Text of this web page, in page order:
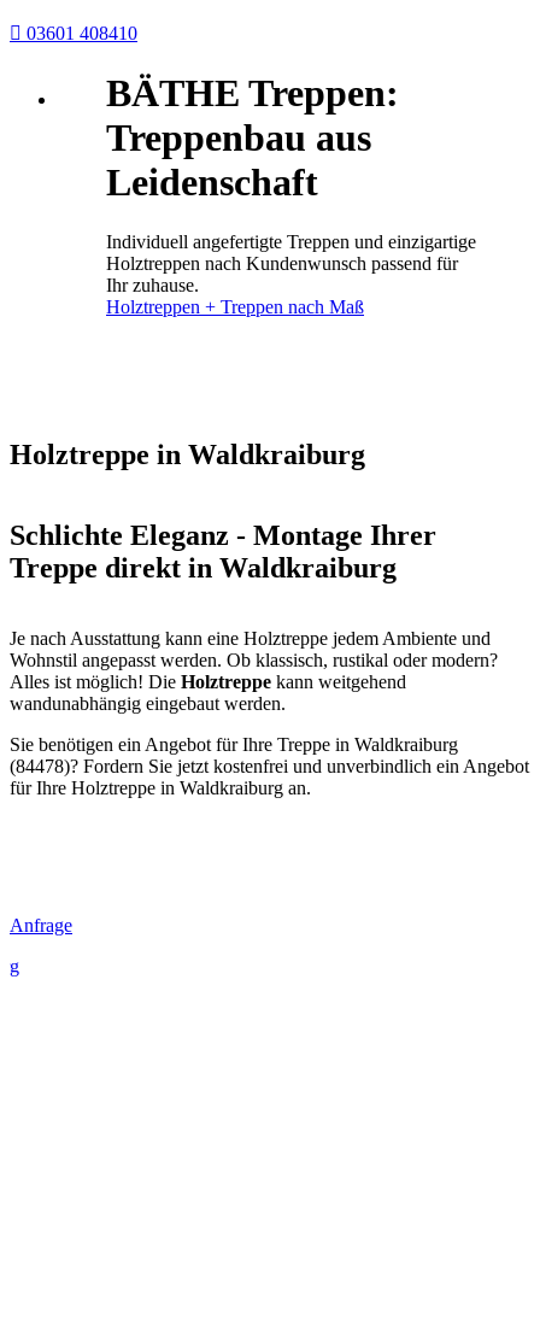
 03601 408410
BÄTHE Treppen:
Treppenbau aus
Leidenschaft
Individuell angefertigte Treppen und einzigartige
Holztreppen nach Kundenwunsch passend für
Ihr zuhause.
Holztreppen + Treppen nach Maß
Holztreppe in Waldkraiburg
Schlichte Eleganz - Montage Ihrer
Treppe direkt in Waldkraiburg
Je nach Ausstattung kann eine Holztreppe jedem Ambiente und
Wohnstil angepasst werden. Ob klassisch, rustikal oder modern?
Alles ist möglich! Die Holztreppe kann weitgehend
wandunabhängig eingebaut werden.
Sie benötigen ein Angebot für Ihre Treppe in Waldkraiburg
(84478)? Fordern Sie jetzt kostenfrei und unverbindlich ein Angebot
für Ihre Holztreppe in Waldkraiburg an.
Anfrage